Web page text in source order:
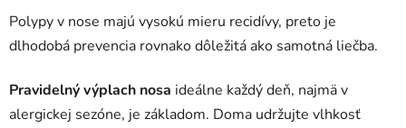
Polypy v nose majú vysokú mieru recidívy, preto je
dlhodobá prevencia rovnako dôležitá ako samotná liečba.
Pravidelný výplach nosa ideálne každý deň, najmä v
alergickej sezóne, je základom. Doma udržujte vlhkosť